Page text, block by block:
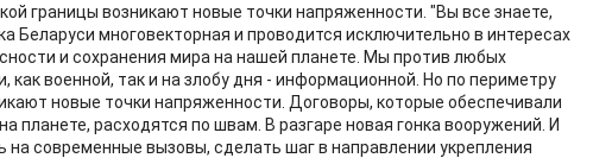
границы возникают новые точки напряженности. "Вы все знаете,
Беларуси многовекторная и проводится исключительно в интересах
и сохранения мира на нашей планете. Мы против любых
как военной, так и на злобу дня - информационной. Но по периметру
новые точки напряженности. Договоры, которые обеспечивали
планете, расходятся по швам. В разгаре новая гонка вооружений. И
на современные вызовы, сделать шаг в направлении укрепления